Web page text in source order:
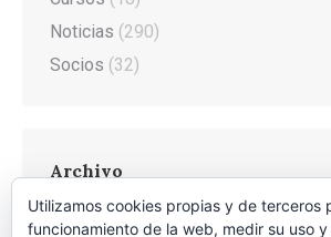
Noticias (290)
Socios (32)
Archivo
Archivo
Utilizamos cookies propias y de terceros
funcionamiento de la web, medir su uso